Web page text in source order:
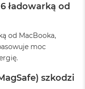
ładowarką od
od MacBooka,
moc
szkodzi